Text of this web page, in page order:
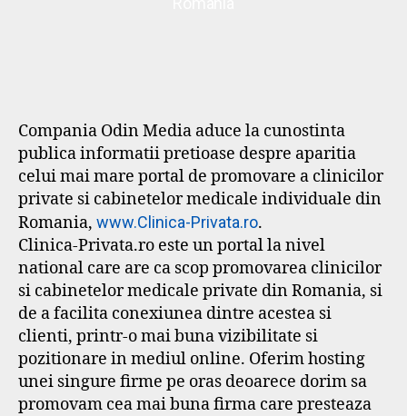
Compania Odin Media aduce la cunostinta
publica informatii pretioase despre aparitia
celui mai mare portal de promovare a clinicilor
private si cabinetelor medicale individuale din
Romania, www.Clinica-Privata.ro.
Clinica-Privata.ro este un portal la nivel
national care are ca scop promovarea clinicilor
si cabinetelor medicale private din Romania, si
de a facilita conexiunea dintre acestea si
clienti, printr-o mai buna vizibilitate si
pozitionare in mediul online. Oferim hosting
unei singure firme pe oras deoarece dorim sa
promovam cea mai buna firma care presteaza